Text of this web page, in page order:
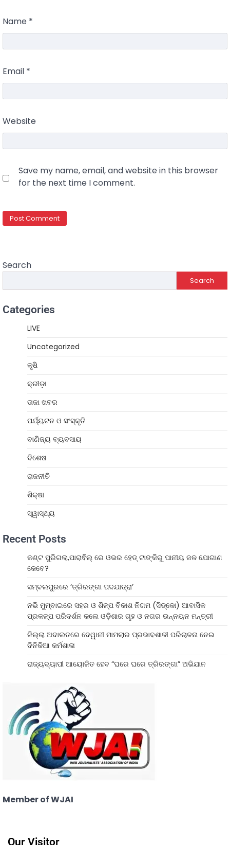
Name *
Email *
Website
Save my name, email, and website in this browser
for the next time I comment.
Search
Search
Categories
LIVE
Uncategorized
କୃଷି
କ୍ରୀଡ଼ା
ତାଜା ଖବର
ପର୍ଯ୍ୟଟନ ଓ ସଂସ୍କୃତି
ବାଣିଜ୍ୟ ବ୍ୟବସାୟ
ବିଶେଷ
ରାଜନୀତି
ଶିକ୍ଷା
ସ୍ୱାସ୍ଥ୍ୟ
Recent Posts
କଣ୍ଟ ପୁରିଗଲା,ପାରାଵିଲ୍ ରେ ଓଭର ହେଡ୍ ଟାଙ୍କିରୁ ପାନୀୟ ଜଳ ଯୋଗାଣ
କେବେ?
ସମ୍ବଲପୁରରେ ‘ତ୍ରିରଙ୍ଗା ପଦଯାତ୍ରା’
ନଭି ମୁମ୍ବାଇରେ ସହର ଓ ଶିଳ୍ପ ବିକାଶ ନିଗମ (ସିଡ୍‌କୋ) ଆବାସିକ
ପ୍ରକଳ୍ପ ପରିଦର୍ଶନ କଲେ ଓଡ଼ିଶାର ଗୃହ ଓ ନଗର ଉନ୍ନୟନ ମନ୍ତ୍ରୀ
ଜିଲ୍ଲା ଅଦାଲତରେ ଦେୱାନୀ ମାମଲାର ପ୍ରଭାବଶାଳୀ ପରିଚାଳନା ନେଇ
ଦିନିକିଆ କର୍ମଶାଳା
ରାଜ୍ୟବ୍ୟାପୀ ଆୟୋଜିତ ହେବ “ଘରେ ଘରେ ତ୍ରିରଙ୍ଗା” ଅଭିଯାନ
Member of WJAI
Our Visitor